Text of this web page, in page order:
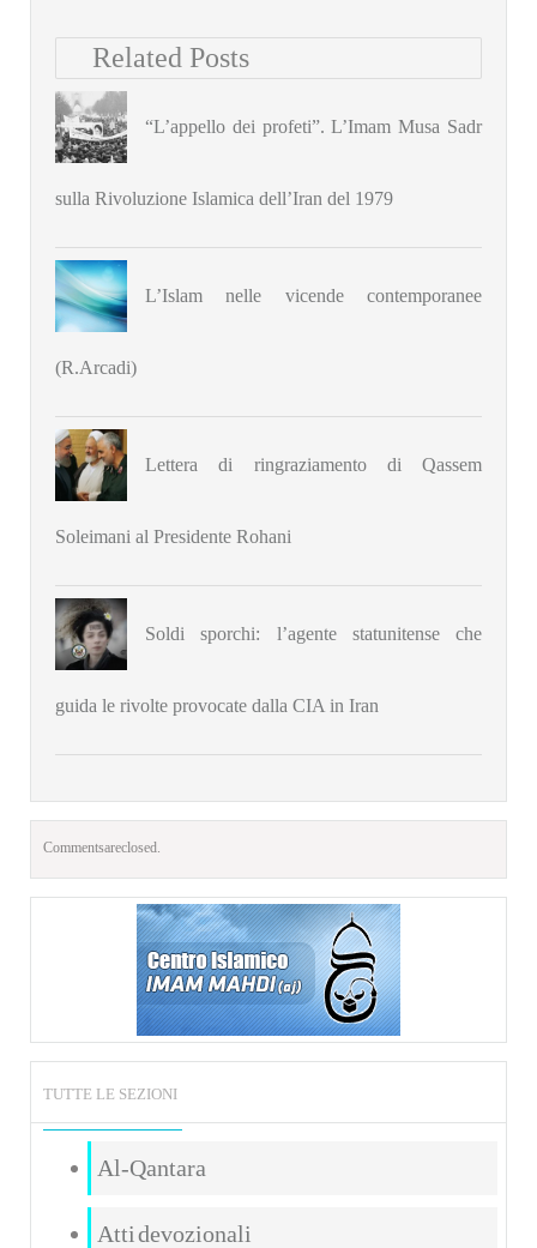
Related Posts
“L’appello dei profeti”. L’Imam Musa Sadr
sulla Rivoluzione Islamica dell’Iran del 1979
L’Islam nelle vicende contemporanee
(R.Arcadi)
Lettera di ringraziamento di Qassem
Soleimani al Presidente Rohani
Soldi sporchi: l’agente statunitense che
guida le rivolte provocate dalla CIA in Iran
Comments are closed.
TUTTE LE SEZIONI
Al-Qantara
Atti devozionali